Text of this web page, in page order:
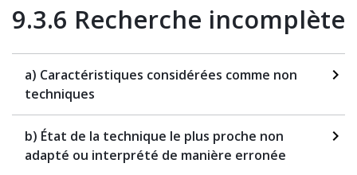
9.3.6 Recherche incomplète
a) Caractéristiques considérées comme non
techniques
b) État de la technique le plus proche non
adapté ou interprété de manière erronée